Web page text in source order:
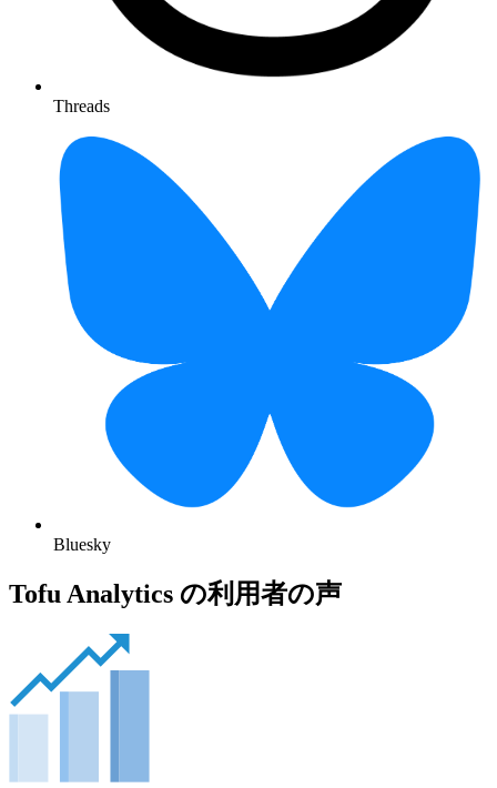
Threads
Bluesky
Tofu Analytics の利用者の声